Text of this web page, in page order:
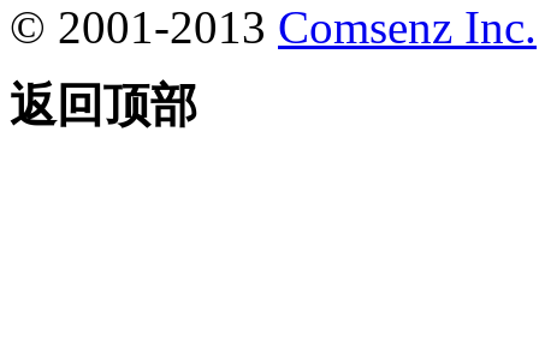
© 2001-2013 Comsenz Inc.
返回顶部